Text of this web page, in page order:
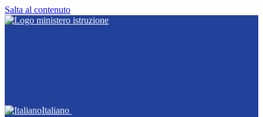
Salta al contenuto
Italiano